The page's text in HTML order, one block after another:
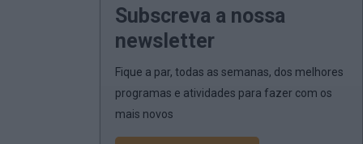
Subscreva a nossa
newsletter
Fique a par, todas as semanas, dos melhores
programas e atividades para fazer com os
mais novos